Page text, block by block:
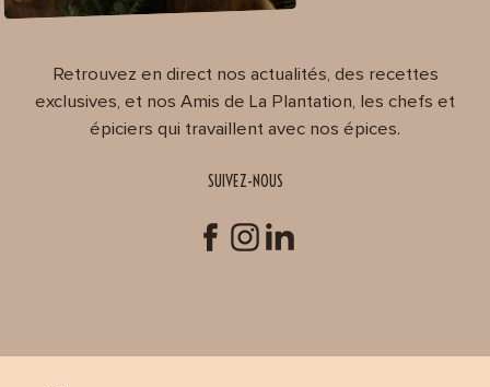
Retrouvez en direct nos actualités, des recettes
exclusives, et nos Amis de La Plantation, les chefs et
épiciers qui travaillent avec nos épices.
SUIVEZ-NOUS